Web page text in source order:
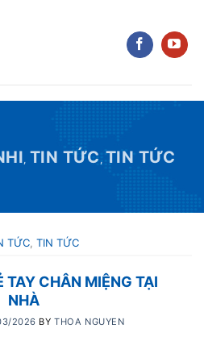
, TIN TỨC , TIN TỨC
TỨC TIN TỨC
TAY CHÂN MIỆNG TẠI
NHÀ
2026 BYTHOA NGUYEN